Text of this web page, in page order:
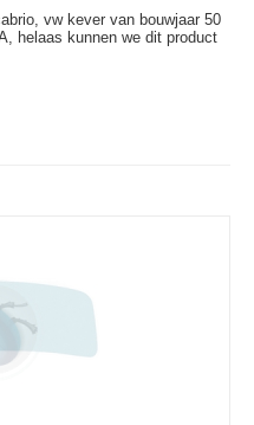
vw kever van bouwjaar 50
helaas kunnen we dit product